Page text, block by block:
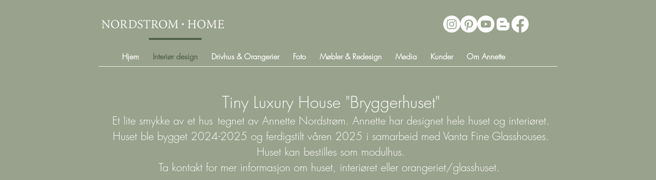
Hjem Interiør design Drivhus & Orangerier Foto Møbler & Redesign Media Kunder Om Annette
Tiny Luxury House "Bryggerhuset"
Et lite smykke av et hus tegnet av Annette Nordstrøm. Annette har designet hele huset og interiøret.
Huset ble bygget 2024-2025 og ferdigstilt våren 2025 i samarbeid med Vanta Fine Glasshouses.
Huset kan bestilles som modulhus.
Ta kontakt for mer informasjon om huset, interiøret eller orangeriet/glasshuset.